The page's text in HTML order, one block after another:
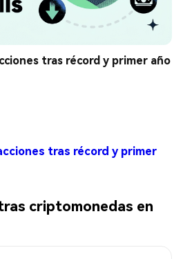
tras récord y primer año
tras récord y primer
criptomonedas en